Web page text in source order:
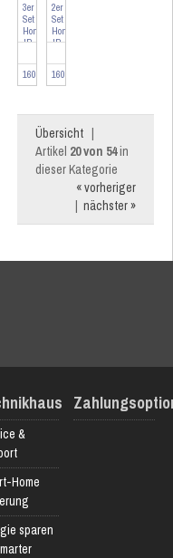
3er
Set
Homematic
IP
Home
Heizkörper...
160230-3
2er
Set
Homematic
IP
Home
Heizkörper...
160230-2
Übersicht |
Artikel 20 von 54in
dieser Kategorie
« vorheriger
| nächster »
&
Home
sparen